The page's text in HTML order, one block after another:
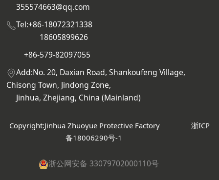
355574663@qq.com
Tel:+86-18072321338
18605899626
+86-579-82097055
Add:No. 20, Daxian Road, Shankoufeng Village,
Chisong Town, Jindong Zone,
Jinhua, Zhejiang, China (Mainland)
Copyright:Jinhua Zhuoyue Protective Factory 浙ICP
备18006290号-1
浙公网安备 33079702000110号